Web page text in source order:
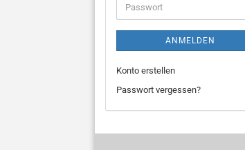
Passwort
ANMELDEN
Konto erstellen
Passwort vergessen?